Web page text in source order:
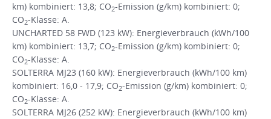
km) kombiniert: 13,8; CO2-Emission (g/km) kombiniert: 0;
CO2-Klasse: A.
UNCHARTED 58 FWD (123 kW): Energieverbrauch (kWh/100
km) kombiniert: 13,7; CO2-Emission (g/km) kombiniert: 0;
CO2-Klasse: A.
SOLTERRA MJ23 (160 kW): Energieverbrauch (kWh/100 km)
kombiniert: 16,0 - 17,9; CO2-Emission (g/km) kombiniert: 0;
CO2-Klasse: A.
SOLTERRA MJ26 (252 kW): Energieverbrauch (kWh/100 km)